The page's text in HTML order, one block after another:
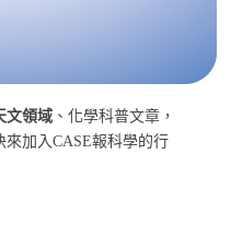
文領域 、化學科普文章，
來加入CASE報科學的行